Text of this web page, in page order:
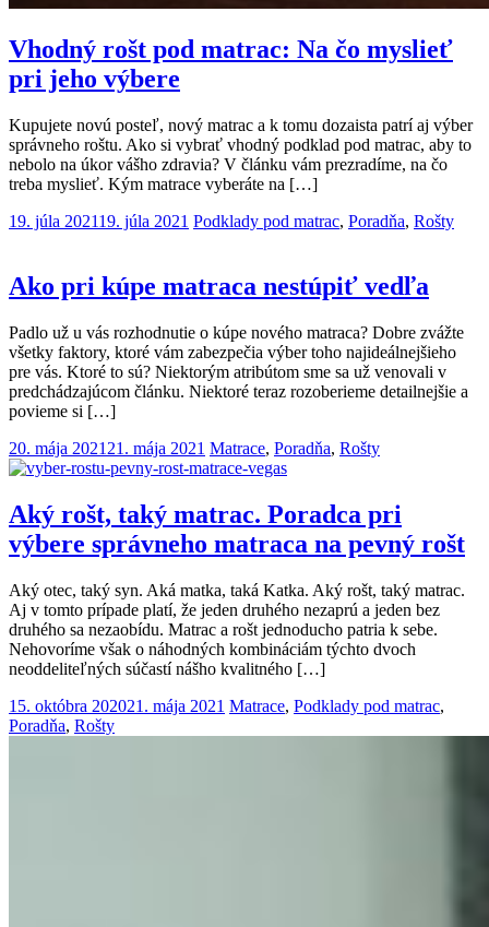
Vhodný rošt pod matrac: Na čo myslieť
pri jeho výbere
Kupujete novú posteľ, nový matrac a k tomu dozaista patrí aj výber
správneho roštu. Ako si vybrať vhodný podklad pod matrac, aby to
nebolo na úkor vášho zdravia? V článku vám prezradíme, na čo
treba myslieť. Kým matrace vyberáte na […]
19. júla 202119. júla 2021 Podklady pod matrac, Poradňa, Rošty
Ako pri kúpe matraca nestúpiť vedľa
Padlo už u vás rozhodnutie o kúpe nového matraca? Dobre zvážte
všetky faktory, ktoré vám zabezpečia výber toho najideálnejšieho
pre vás. Ktoré to sú? Niektorým atribútom sme sa už venovali v
predchádzajúcom článku. Niektoré teraz rozoberieme detailnejšie a
povieme si […]
20. mája 2021 21. mája 2021 Matrace, Poradňa, Rošty
Aký rošt, taký matrac. Poradca pri
výbere správneho matraca na pevný rošt
Aký otec, taký syn. Aká matka, taká Katka. Aký rošt, taký matrac.
Aj v tomto prípade platí, že jeden druhého nezaprú a jeden bez
druhého sa nezaobídu. Matrac a rošt jednoducho patria k sebe.
Nehovoríme však o náhodných kombináciám týchto dvoch
neoddeliteľných súčastí nášho kvalitného […]
15. októbra 202021. mája 2021 Matrace, Podklady pod matrac,
Poradňa, Rošty